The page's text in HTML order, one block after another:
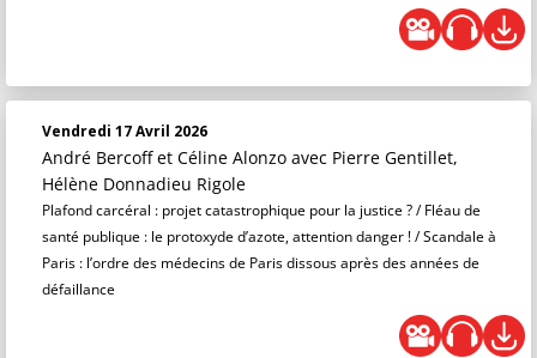
Vendredi 17 Avril 2026
André Bercoff et Céline Alonzo avec Pierre Gentillet,
Hélène Donnadieu Rigole
Plafond carcéral : projet catastrophique pour la justice ? / Fléau de
santé publique : le protoxyde d’azote, attention danger ! / Scandale à
Paris : l’ordre des médecins de Paris dissous après des années de
défaillance